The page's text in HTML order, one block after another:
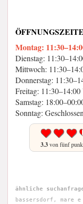
Montag:
Dienstag:
Mittwoch:
Donnerstag:
Freitag:
Samstag:
Sonntag:
3.3von fünf
ähnliche
bassersdorf, mare